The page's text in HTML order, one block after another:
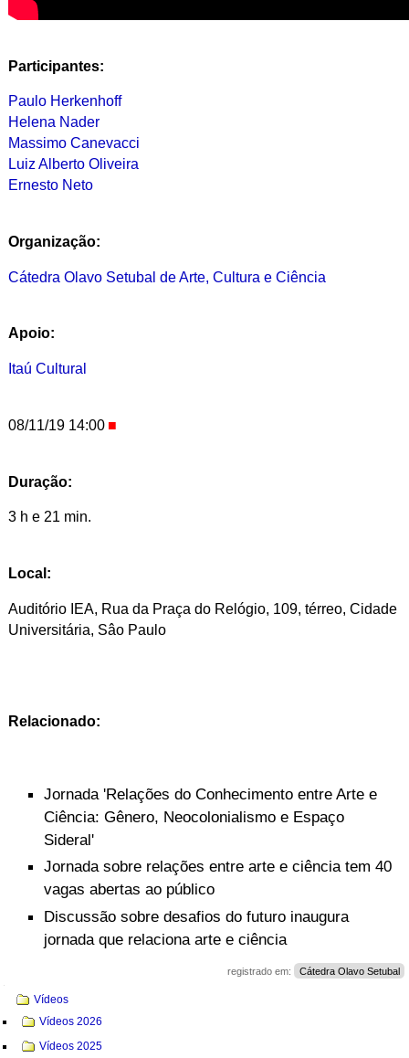
Participantes:
Paulo Herkenhoff
Helena Nader
Massimo Canevacci
Luiz Alberto Oliveira
Ernesto Neto
Organização:
Cátedra Olavo Setubal de Arte, Cultura e Ciência
Apoio:
Itaú Cultural
08/11/19 14:00
Duração:
3 h e 21 min.
Local:
Auditório IEA, Rua da Praça do Relógio, 109, térreo, Cidade
Universitária, Sâo Paulo
Relacionado:
Jornada 'Relações do Conhecimento entre Arte e
Ciência: Gênero, Neocolonialismo e Espaço
Sideral'
Jornada sobre relações entre arte e ciência tem 40
vagas abertas ao público
Discussão sobre desafios do futuro inaugura
jornada que relaciona arte e ciência
registrado em: Cátedra Olavo Setubal
Navegação
Vídeos
Vídeos 2026
Vídeos 2025